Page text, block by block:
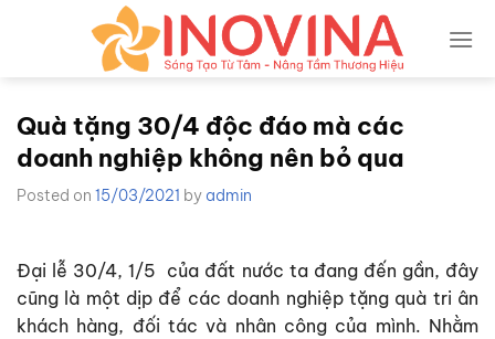
Quà tặng 30/4 độc đáo mà các
doanh nghiệp không nên bỏ qua
Posted on 15/03/2021 by admin
Đại lễ 30/4, 1/5 của đất nước ta đang đến gần, đây
cũng là một dịp để các doanh nghiệp tặng quà tri ân
khách hàng, đối tác và nhân công của mình. Nhằm